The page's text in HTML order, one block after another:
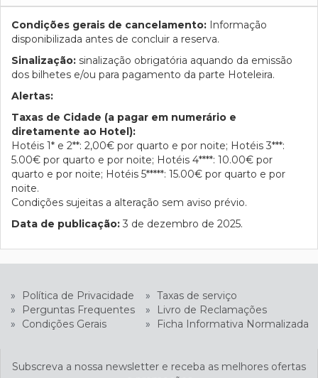
Condições gerais de cancelamento: Informação
disponibilizada antes de concluir a reserva.
Sinalização: sinalização obrigatória aquando da emissão
dos bilhetes e/ou para pagamento da parte Hoteleira.
Alertas:
Taxas de Cidade (a pagar em numerário e
diretamente ao Hotel):
Hotéis 1* e 2**: 2,00€ por quarto e por noite; Hotéis 3***:
5.00€ por quarto e por noite; Hotéis 4****: 10.00€ por
quarto e por noite; Hotéis 5*****: 15.00€ por quarto e por
noite.
Condições sujeitas a alteração sem aviso prévio.
Data de publicação: 3 de dezembro de 2025.
» Política de Privacidade » Taxas de serviço
»
Perguntas Frequentes »
Livro de Reclamações
»
Condições Gerais » Ficha Informativa Normalizada
Subscreva a nossa newsletter e receba as melhores ofertas